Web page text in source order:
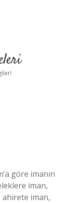
göre imanın
iman,
iman,